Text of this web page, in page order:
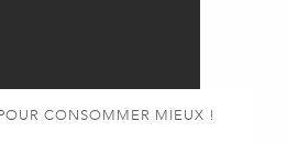
CONSOMMER MIEUX !